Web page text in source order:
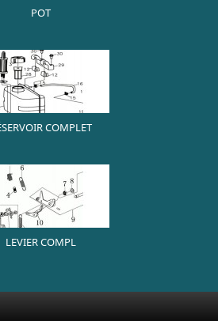
POT
COMPLET
LEVIER COMPL